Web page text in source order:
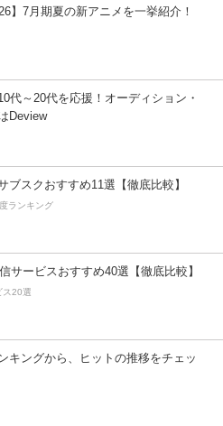
】7月期夏の新アニメを一挙紹介！
代～20代を応援！オーディション・
Deview
ブスクおすすめ11選【徹底比較】
ランキング
サービスおすすめ40選【徹底比較】
ス20選
キングから、ヒットの推移をチェッ